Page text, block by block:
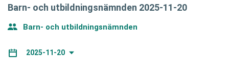
Barn- och utbildningsnämnden 2025-11-20
Barn- och utbildningsnämnden
2025-11-20